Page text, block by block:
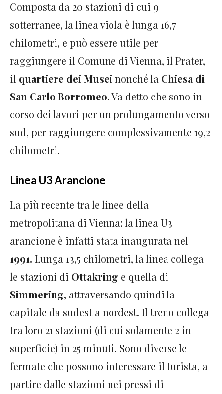
Composta da 20 stazioni di cui 9
sotterranee, la linea viola è lunga 16,7
chilometri, e può essere utile per
raggiungere il Comune di Vienna, il Prater,
il quartiere dei Musei nonché la Chiesa di
San Carlo Borromeo. Va detto che sono in
corso dei lavori per un prolungamento verso
sud, per raggiungere complessivamente 19,2
chilometri.
Linea U3 Arancione
La più recente tra le linee della
metropolitana di Vienna: la linea U3
arancione è infatti stata inaugurata nel
1991. Lunga 13,5 chilometri, la linea collega
le stazioni di Ottakring e quella di
Simmering, attraversando quindi la
capitale da sudest a nordest. Il treno collega
tra loro 21 stazioni (di cui solamente 2 in
superficie) in 25 minuti. Sono diverse le
fermate che possono interessare il turista, a
partire dalle stazioni nei pressi di